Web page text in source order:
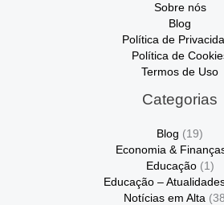
Sobre nós
Blog
Política de
Política de
Termos de Uso
Categorias
Blog (19)
Economia &
Educação(1)
Educação –
Notícias em Alta